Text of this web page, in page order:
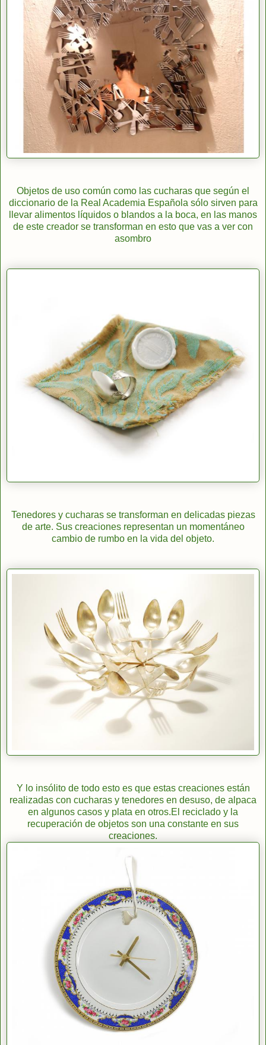
Objetos de uso común como las cucharas que según el
diccionario de la Real Academia Española sólo sirven para
llevar alimentos líquidos o blandos a la boca, en las manos
de este creador se transforman en esto que vas a ver con
asombro
Tenedores y cucharas se transforman en delicadas piezas
de arte. Sus creaciones representan un momentáneo
cambio de rumbo en la vida del objeto.
Y lo insólito de todo esto es que estas creaciones están
realizadas con cucharas y tenedores en desuso, de alpaca
en algunos casos y plata en otros.El reciclado y la
recuperación de objetos son una constante en sus
creaciones.